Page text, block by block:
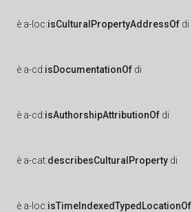
è a-loc:isCulturalPropertyAddressOf di
è a-cd:isDocumentationOf di
è a-cd:isAuthorshipAttributionOf di
è a-cat:describesCulturalProperty di
è a-loc:isTimeIndexedTypedLocationOf